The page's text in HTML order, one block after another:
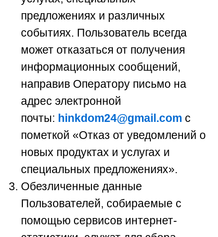
предложениях и различных
событиях. Пользователь всегда
может отказаться от получения
информационных сообщений,
направив Оператору письмо на
адрес электронной
почты: hinkdom24@gmail.com с
пометкой «Отказ от уведомлений о
новых продуктах и услугах и
специальных предложениях».
Обезличенные данные
Пользователей, собираемые с
помощью сервисов интернет-